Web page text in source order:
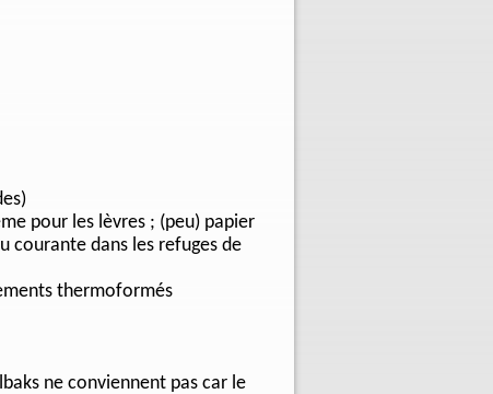
pour les lèvres ; (peu) papier
courante dans les refuges de
thermoformés
ne conviennent pas car le